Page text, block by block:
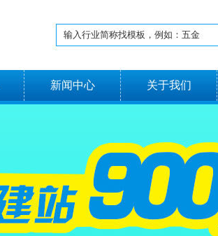
新闻中心 关于我们